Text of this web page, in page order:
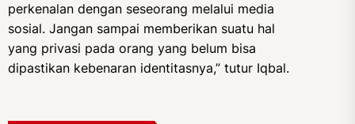
perkenalan dengan seseorang melalui media
sosial. Jangan sampai memberikan suatu hal
yang privasi pada orang yang belum bisa
dipastikan kebenaran identitasnya,” tutur Iqbal.